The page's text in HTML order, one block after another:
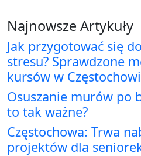
Najnowsze Artykuły
Jak przygotować się
stresu? Sprawdzone
kursów w
Osuszanie murów po
to tak ważne?
Częstochowa: Trwa
projektów dla